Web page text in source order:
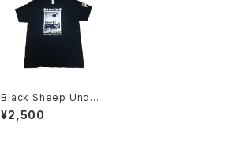
Black Sheep Under
ground Tom Grohol
ski Tシャツ
¥2,500